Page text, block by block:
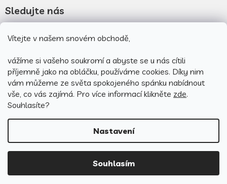
Vítejte v našem snovém obchodě,
vážíme si vašeho soukromí a abyste se u nás cítili
příjemně jako na obláčku, používáme cookies. Díky nim
vám můžeme ze světa spokojeného spánku nabídnout
vše, co vás zajímá. Pro více informací klikněte zde.
Souhlasíte?
Nastavení
Souhlasím
Sledujte nás
Novinky na facebooku
Novinky na instagramu
Vytvořil Shoptet
Copyright 2026 . Všechna práva vyhrazena.